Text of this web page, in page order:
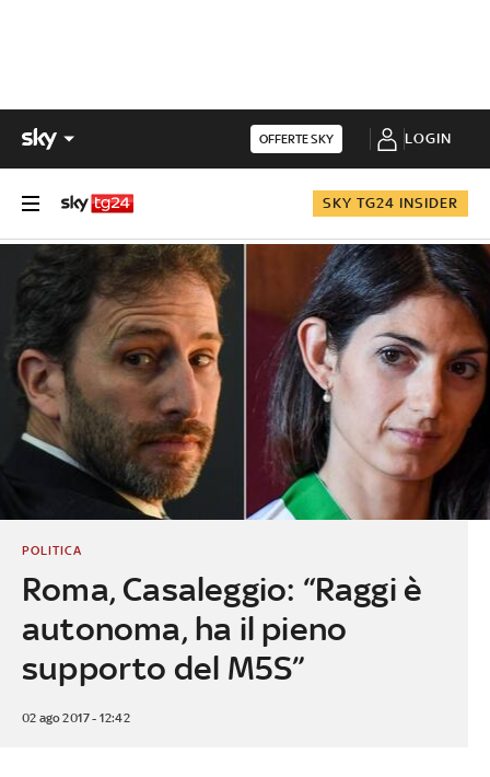
OFFERTE SKY LOGIN
SKY TG24 INSIDER
Roma, Casaleggio: “Raggi è
autonoma, ha il pieno
supporto del M5S”
POLITICA
02 ago 2017 - 12:42